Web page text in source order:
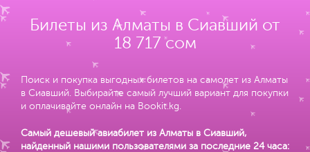
Билеты из Алматы в Сиавший от
18 717 сом
Поиск и покупка выгодных билетов на самолет из Алматы
в Сиавший. Выбирайте самый лучший вариант для покупки
и оплачивайте онлайн на Bookit.kg.
Самый дешевый авиабилет из Алматы в Сиавший,
найденный нашими пользователями за последние 24 часа: